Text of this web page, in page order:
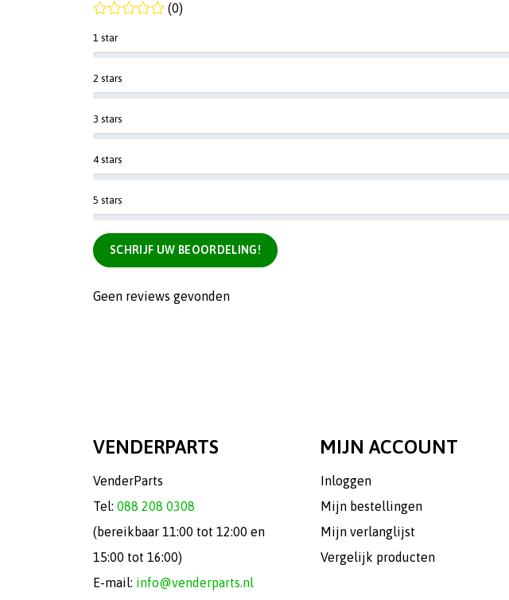
(0)
1 star
2 stars
3 stars
4 stars
5 stars
SCHRIJF UW BEOORDELING!
Geen reviews gevonden
VENDERPARTS
VenderParts
Tel: 088 208 0308
(bereikbaar 11:00 tot 12:00 en
15:00 tot 16:00)
E-mail: info@venderparts.nl
MIJN ACCOUNT
Inloggen
Mijn bestellingen
Mijn verlanglijst
Vergelijk producten